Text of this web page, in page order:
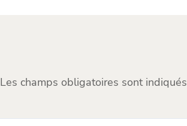
Les champs obligatoires sont